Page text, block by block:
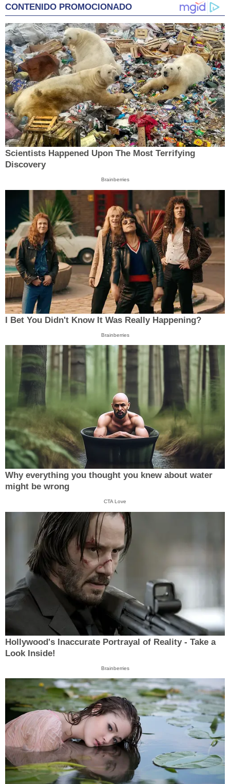
CONTENIDO PROMOCIONADO
Scientists Happened Upon The Most Terrifying
Discovery
Brainberries
I Bet You Didn't Know It Was Really Happening?
Brainberries
Why everything you thought you knew about water
might be wrong
CTA Love
Hollywood's Inaccurate Portrayal of Reality - Take a
Look Inside!
Brainberries